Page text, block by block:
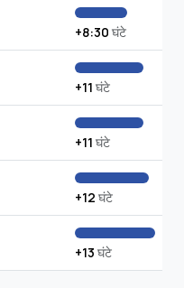
+8:30 घंटे
+11 घंटे
+11 घंटे
+12 घंटे
+13 घंटे